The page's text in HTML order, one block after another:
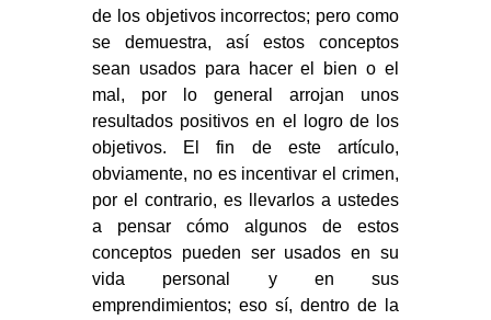
de los objetivos incorrectos; pero como
se demuestra, así estos conceptos
sean usados para hacer el bien o el
mal, por lo general arrojan unos
resultados positivos en el logro de los
objetivos. El fin de este artículo,
obviamente, no es incentivar el crimen,
por el contrario, es llevarlos a ustedes
a pensar cómo algunos de estos
conceptos pueden ser usados en su
vida personal y en sus
emprendimientos; eso sí, dentro de la